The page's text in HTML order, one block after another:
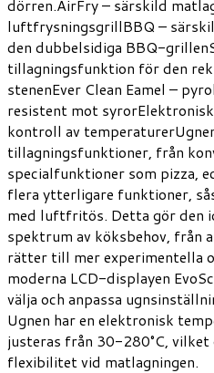
dörren.AirFry – särskild
luftfrysningsgrillBBQ –
den dubbelsidiga BBQ-
tillagningsfunktion för den
stenenEver Clean Eamel –
resistent mot
kontroll av
tillagningsfunktioner, från
specialfunktioner som pizza,
flera ytterligare funktioner,
med luftfritös. Detta gör den
spektrum av köksbehov,
rätter till mer experimentella
moderna LCD-displayen
välja och anpassa
Ugnen har en elektronisk
justeras från 30-280°C,
flexibilitet vid matlagningen.